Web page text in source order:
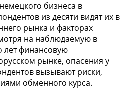
бизнеса в
из десяти видят их в
рынка и факторах
на наблюдаемую в
лет финансовую
рынке, опасения у
вызывают риски,
обменного курса.